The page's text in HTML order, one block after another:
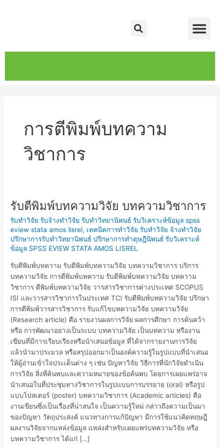
Search
การตีพิมพ์บทความ
วิชาการ
รับตีพิมพ์บทความวิจัย บทความวิชาการ
รับทำวิจัย รับจ้างทำวิจัย รับทำวิทยานิพนธ์ รับวิเคราะห์ข้อมูล spss
eview stata amos lisrel, เทคนิคการทำวิจัย รับทำวิจัย จ้างทำวิจัย
ปรึกษาการรับทำวิทยานิพนธ์ ปรึกษาการทำดุษฎีนิพนธ์ รับวิเคราะห์
ข้อมูล SPSS EVIEW STATA AMOS LISREL
รับตีพิมพ์บทความ รับตีพิมพ์บทความวิจัย บทความวิชาการ บริการ
บทความวิจัย การตีพิมพ์บทความ รับตีพิมพ์บทความวิจัย บทความ
วิชาการ ตีพิมพ์บทความวิจัย วารสารวิชาการต่างประเทศ SCOPUS
ISI และวารสารวิชาการในประเทศ TCI รับตีพิมพ์บทความวิจัย ปรึกษา
การตีพิมพ์วารสารวิชาการ รับแก้ไขบทความวิจัย บทความวิจัย
(Research article) คือ รายงานผลการวิจัย ผลการศึกษา การค้นคว้า
หรือ การพัฒนาอย่างเป็นระบบ บทความวิจัย เป็นบทความ หรืองาน
เขียนที่มีการเรียบเรียงหรือนำเสนอข้อมูล ที่ได้จากรายงานการวิจัย
แล้วนำมาประมวล หรือสรุปออกมาเป็นองค์ความรู้ในรูปแบบที่นำเสนอ
ให้ผู้อ่านเข้าใจประเด็นต่าง ๆ เช่น ปัญหาวิจัย วิธีการที่นักวิจัยดําเนิน
การวิจัย สิ่งที่ค้นพบและความหมายของข้อค้นพบ โดยการเผยแพร่อาจ
นำเสนอในที่ประชุมทางวิชาการในรูปแบบการบรรยาย (oral) หรือรูป
แบบโปสเตอร์ (poster) บทความวิชาการ (Academic articles) คือ
งานเขียนซึ่งเป็นเรื่องที่น่าสนใจ เป็นความรู้ใหม่ กล่าวถึงความเป็นมา
ของปัญหา วัตถุประสงค์ แนวทางการแก้ปัญหา มีการใช้แนวคิดทฤษฎี
ผลงานวิจัยจากแหล่งข้อมูล แหล่งสำหรับเผยแพร่บทความวิจัย หรือ
บทความวิชาการ ได้แก่ […]
รับ
พิมพ์
บทความ
วิจัย
วิชาการ